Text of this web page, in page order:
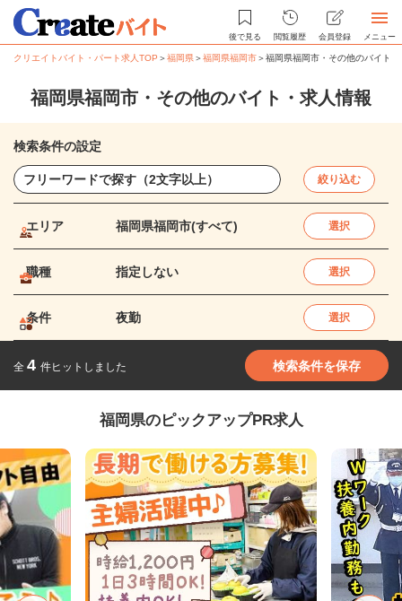
後で見る 閲覧履歴 会員登録 メニュー
クリエイトバイト・パート求人TOP ＞福岡県＞福岡県福岡市＞福岡県福岡市・その他のバイト
福岡県福岡市・その他のバイト・求人情報
検索条件の設定
絞り込む
エリア 福岡県福岡市(すべて) 選択
職種 指定しない 選択
条件 夜勤 選択
全 4 件ヒットしました 検索条件を保存
福岡県のピックアップPR求人